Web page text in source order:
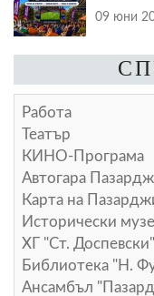
09 юни
Работа
Театър
КИНО-Програма
Автогара
Карта на
Исторически
ХГ "Ст. Доспевски"
Библиотека "Н.
Ансамбъл